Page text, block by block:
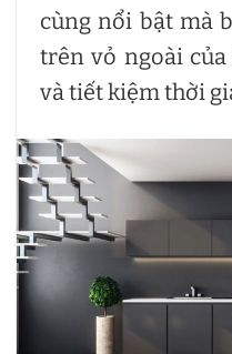
cùng nổi bật mà
trên vỏ ngoài
và tiết kiệm thời